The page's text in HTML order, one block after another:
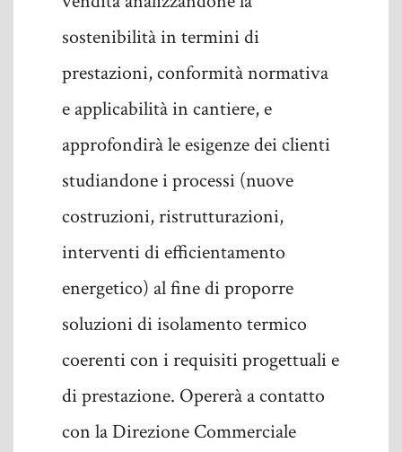
sostenibilità in termini di
prestazioni, conformità normativa
e applicabilità in cantiere, e
approfondirà le esigenze dei clienti
studiandone i processi (nuove
costruzioni, ristrutturazioni,
interventi di efficientamento
energetico) al fine di proporre
soluzioni di isolamento termico
coerenti con i requisiti progettuali e
di prestazione. Opererà a contatto
con la Direzione Commerciale